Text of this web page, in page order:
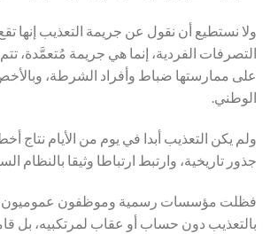
ولا نستطيع أن نقول عن جريمة التعذيب إنها
التصرفات الفردية، إنما هي جريمة مُتعمَّدة،
على ممارستها ضباط وأفراد الشرطة،
الوطني.
ولم يكن التعذيب أبدا في يوم من الأيام نتاج
جذور تاريخية، وارتبط ارتباطا وثيقا بالنظام
فظلت مؤسسات رسمية وموظفون عموميون
بالتعذيب دون حساب أو عقاب لمرتكبيه، بل